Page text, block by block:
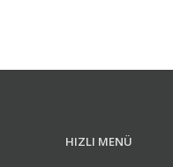
HIZLI MENÜ